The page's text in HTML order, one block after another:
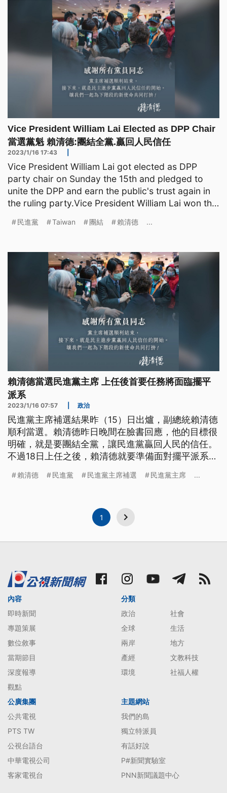
Vice President William Lai Elected as DPP Chair
當選黨魁 賴清德:團結全黨.贏回人民信任
2023/1/16 17:43
Vice President William Lai got elected as DPP
party chair on Sunday the 15th and pledged to
unite the DPP and earn the public's trust again in
the ruling party.Vice President William Lai won the
民進黨 Taiwan 團結 賴清德 ...
賴清德當選民進黨主席 上任後首要任務將面臨擺平
派系
2023/1/16 07:57 政治
民進黨主席補選結果昨（15）日出爐，副總統賴清德
順利當選。賴清德昨日晚間在臉書回應，他的目標很
明確，就是要團結全黨，讓民進黨贏回人民的信任。
不過18日上任之後，賴清德就要準備面對擺平派系的
賴清德 民進黨 民進黨主席補選 民進黨主席 ...
1
內容
即時新聞
專題策展
數位敘事
當期節目
深度報導
觀點
分類
政治
社會
全球
生活
兩岸
地方
產經
文教科技
環境
社福人權
公廣集團
公共電視
PTS TW
公視台語台
中華電視公司
客家電視台
主題網站
我們的島
獨立特派員
有話好說
P#新聞實驗室
PNN新聞議題中心